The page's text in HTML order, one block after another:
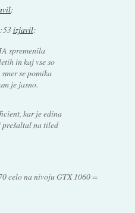
:
izjavil:
spremenila
in kaj vse so
se pomika
je jasno.
kar je edina
prešaltal na tiled
celo na nivoju GTX 1060 =